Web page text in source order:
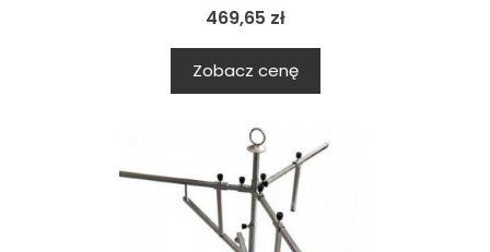
469,65 zł
Zobacz cenę